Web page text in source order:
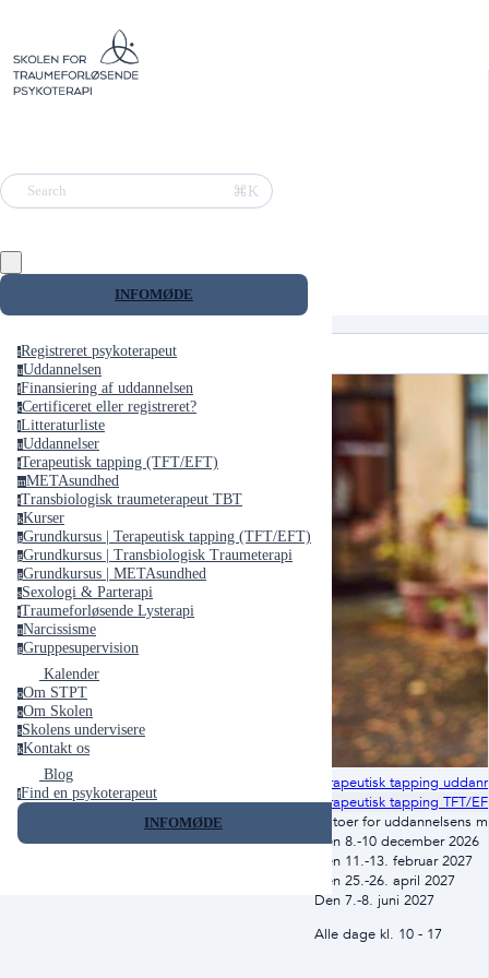
Search ⌘K
INFOMØDE
rRegistreret psykoterapeut
uUddannelsen
fFinansiering af uddannelsen
cCertificeret eller registreret?
lLitteraturliste
uUddannelser
tTerapeutisk tapping (TFT/EFT)
mMETAsundhed
tTransbiologisk traumeterapeut TBT
kKurser
gGrundkursus | Terapeutisk tapping (TFT/EFT)
gGrundkursus | Transbiologisk Traumeterapi
gGrundkursus | METAsundhed
sSexologi & Parterapi
tTraumeforløsende Lysterapi
nNarcissisme
gGruppesupervision
Kalender
oOm STPT
oOm Skolen
sSkolens undervisere
kKontakt os
Blog
fFind en psykoterapeut
INFOMØDE
Terapeutisk tapping
Terapeutisk tapping TFT/
Datoer for uddannelsens
Den 8.-10 december 2026
Den 11.-13. februar 2027
Den 25.-26. april 2027
Den 7.-8. juni 2027
Alle dage kl. 10 - 17